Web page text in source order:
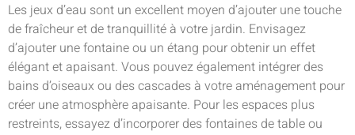
Les jeux d’eau sont un excellent moyen d’ajouter une touche
de fraîcheur et de tranquillité à votre jardin. Envisagez
d’ajouter une fontaine ou un étang pour obtenir un effet
élégant et apaisant. Vous pouvez également intégrer des
bains d’oiseaux ou des cascades à votre aménagement pour
créer une atmosphère apaisante. Pour les espaces plus
restreints, essayez d’incorporer des fontaines de table ou